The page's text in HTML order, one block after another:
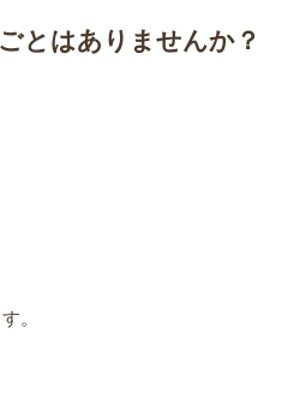
とはありませんか？
。